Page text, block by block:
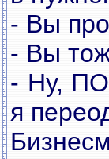
- Вы
- Вы
- Ну,
я